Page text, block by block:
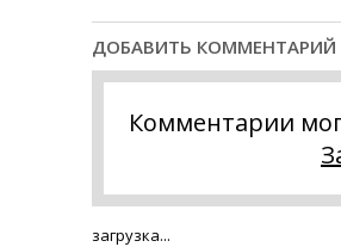
ДОБАВИТЬ КОММЕНТАРИЙ
Комментарии
загрузка...